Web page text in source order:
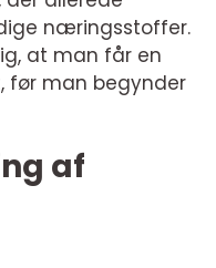
næringsstoffer.
at man får en
før man begynder
af